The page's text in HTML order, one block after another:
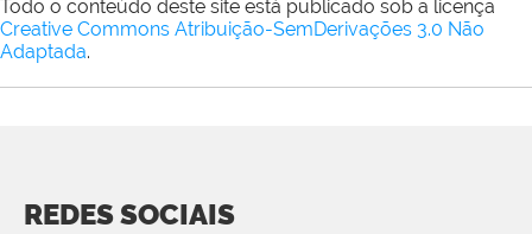
Todo o conteúdo deste site está publicado sob a licença
Creative Commons Atribuição-SemDerivações 3.0 Não
Adaptada.
REDES SOCIAIS